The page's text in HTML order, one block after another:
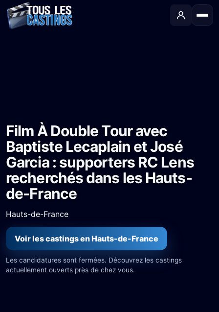
Film À Double Tour avec
Baptiste Lecaplain et José
Garcia : supporters RC Lens
recherchés dans les Hauts-
de-France
Hauts-de-France
Voir les castings en Hauts-de-France
Les candidatures sont fermées. Découvrez les castings
actuellement ouverts près de chez vous.